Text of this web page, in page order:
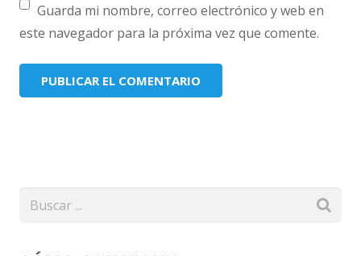
Guarda mi nombre, correo electrónico y web en
este navegador para la próxima vez que comente.